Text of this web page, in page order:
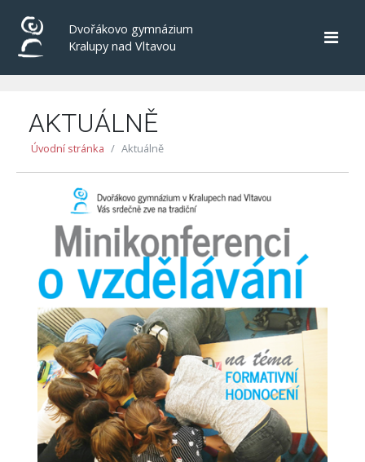
Dvořákovo gymnázium
Kralupy nad Vltavou
AKTUÁLNĚ
Úvodní stránka Aktuálně